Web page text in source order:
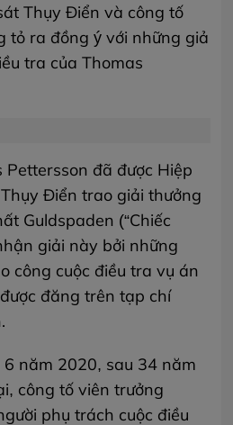
Thụy Điển và công tố
tỏ ra đồng ý với những giả
tra của Thomas
đã được Hiệp
Điển trao giải thưởng
Guldspaden (“Chiếc
giải này bởi những
công cuộc điều tra vụ án
đăng trên tạp chí
năm 2020, sau 34 năm
công tố viên trưởng
phụ trách cuộc điều